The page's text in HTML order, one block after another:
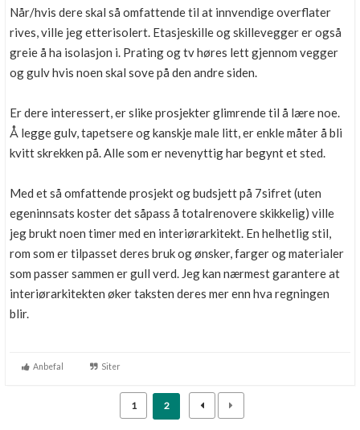
Kundeservice
Få svar på det du lurer på
Kom i gang med Boligmappa
Boligmappa+
Få mer ut av Boligmappa
Når/hvis dere skal så omfattende til at innvendige overflater
rives, ville jeg etterisolert. Etasjeskille og skillevegger er også
greie å ha isolasjon i. Prating og tv høres lett gjennom vegger
og gulv hvis noen skal sove på den andre siden.
Er dere interessert, er slike prosjekter glimrende til å lære noe.
Å legge gulv, tapetsere og kanskje male litt, er enkle måter å bli
kvitt skrekken på. Alle som er nevenyttig har begynt et sted.
Med et så omfattende prosjekt og budsjett på 7sifret (uten
egeninnsats koster det såpass å totalrenovere skikkelig) ville
jeg brukt noen timer med en interiørarkitekt. En helhetlig stil,
rom som er tilpasset deres bruk og ønsker, farger og materialer
som passer sammen er gull verd. Jeg kan nærmest garantere at
interiørarkitekten øker taksten deres mer enn hva regningen
blir.
Anbefal Siter
1 2